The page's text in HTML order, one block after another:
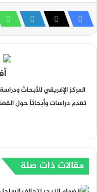
المركز الإفريقي للأبحاث
تقدم دراسات وأبحاثاً حول
مقالات ذات صلة